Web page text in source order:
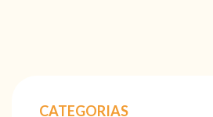
CATEGORIAS